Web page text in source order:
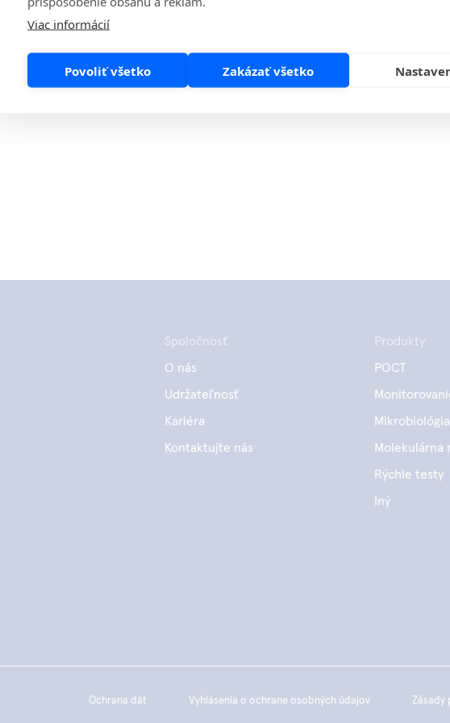
Viac informácií
Povoliť všetko Zakázať všetko
Využite viac náš prenosný, flexibilný a spoľahlivý systém QuikRead go!
Ďalšie informácie o najnovšom teste QuikRead go sa dozviete tu
Spoločnosť
O nás
Udržateľnosť
Kariéra
Kontaktujte nás
Produkty
POCT
Mikrobiológia
Molekulárna
Rýchle testy
Iný
Ochrana dát Vyhlásenia o ochrane osobných údajov Zásady